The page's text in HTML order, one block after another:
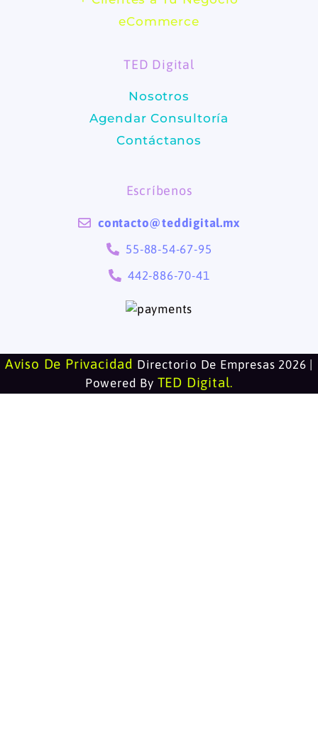
b
o
k
a
r
a
m
eCommerce
TED Digital
Nosotros
Agendar Consultoría
Contáctanos
Escríbenos
contacto@teddigital.mx
55-88-54-67-95
442-886-70-41
Aviso De Privacidad Directorio De Empresas 2026 |
Powered By TED Digital.